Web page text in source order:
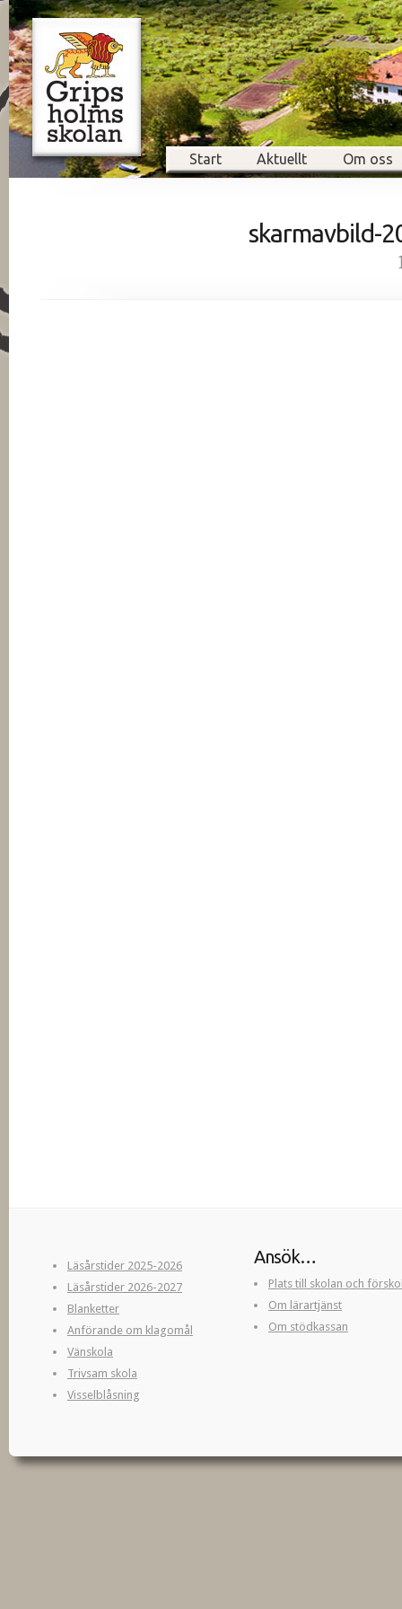
Start Aktuellt Om oss
skarmavbild-
Läsårstider 2025-2026
Läsårstider 2026-2027
Blanketter
Anförande om klagomål
Vänskola
Trivsam skola
Visselblåsning
Ansök…
Plats till skolan och
Om lärartjänst
Om stödkassan